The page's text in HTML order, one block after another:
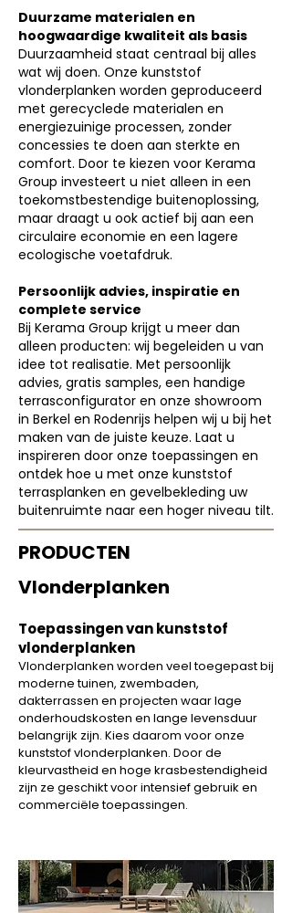
Duurzame materialen en
hoogwaardige kwaliteit als basis
Duurzaamheid staat centraal bij alles
wat wij doen. Onze kunststof
vlonderplanken worden geproduceerd
met gerecyclede materialen en
energiezuinige processen, zonder
concessies te doen aan sterkte en
comfort. Door te kiezen voor Kerama
Group investeert u niet alleen in een
toekomstbestendige buitenoplossing,
maar draagt u ook actief bij aan een
circulaire economie en een lagere
ecologische voetafdruk.
Persoonlijk advies, inspiratie en
complete service
Bij Kerama Group krijgt u meer dan
alleen producten: wij begeleiden u van
idee tot realisatie. Met persoonlijk
advies, gratis samples, een handige
terrasconfigurator en onze showroom
in Berkel en Rodenrijs helpen wij u bij het
maken van de juiste keuze. Laat u
inspireren door onze toepassingen en
ontdek hoe u met onze kunststof
terrasplanken en gevelbekleding uw
buitenruimte naar een hoger niveau tilt.
PRODUCTEN
Vlonderplanken
Toepassingen van kunststof
vlonderplanken
Vlonderplanken worden veel toegepast bij
moderne tuinen, zwembaden,
dakterrassen en projecten waar lage
onderhoudskosten en lange levensduur
belangrijk zijn. Kies daarom voor onze
kunststof vlonderplanken. Door de
kleurvastheid en hoge krasbestendigheid
zijn ze geschikt voor intensief gebruik en
commerciële toepassingen.